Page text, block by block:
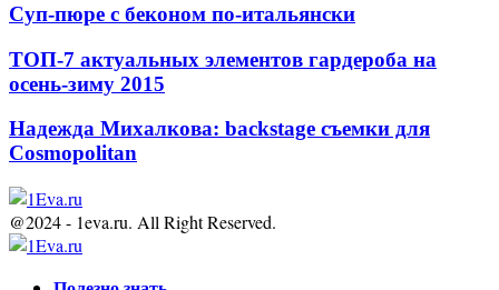
Суп-пюре с беконом по-итальянски
ТОП-7 актуальных элементов гардероба на
осень-зиму 2015
Надежда Михалкова: backstage съемки для
Cosmopolitan
@2024 - 1eva.ru. All Right Reserved.